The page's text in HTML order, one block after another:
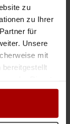
zu
zu Ihrer
für
Unsere
mit
bereitgestellt
und Einbau von
wie
hero.d ..